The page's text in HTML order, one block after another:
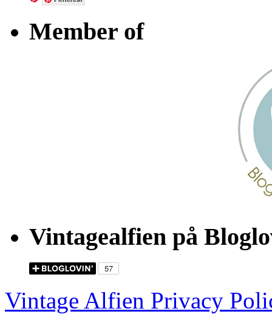
Member of
Vintagealfien på
Vintage Alfien Privacy